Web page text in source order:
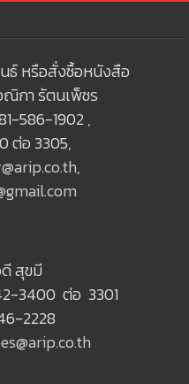
ธ์ หรือสั่งซื้อหนังสือ
กา รัตนเพ็ชร
586-1902 ,
ต่อ 3305,
,
สุขมี
3400 ต่อ 3301
2228